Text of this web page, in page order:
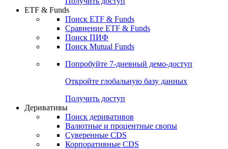
ETF & Funds
Поиск ETF & Funds
Сравнение ETF & Funds
Поиск ПИФ
Поиск Mutual Funds
Попробуйте 7-дневный демо-доступ
Откройте глобальную базу данных
Получить доступ
Деривативы
Поиск деривативов
Валютные и процентные свопы
Суверенные CDS
Корпоративные CDS